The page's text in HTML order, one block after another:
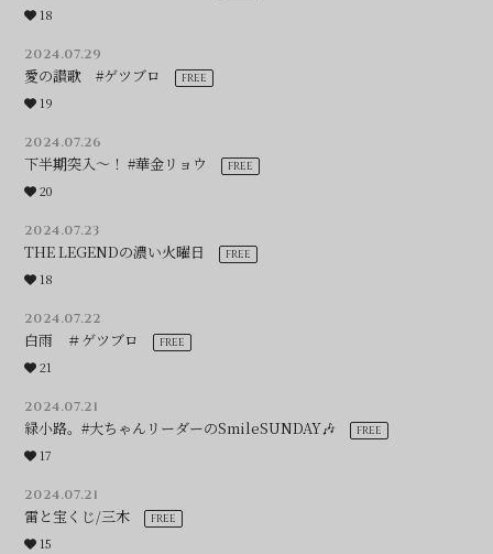
18
2024.07.29
愛の讃歌 #ゲツブロ
19
2024.07.26
下半期突入〜！ #華金リョウ
20
2024.07.23
THE LEGENDの濃い火曜日
18
2024.07.22
白雨 ＃ゲツブロ
21
2024.07.21
緑小路。#大ちゃんリーダーのSmileSUNDAY🎶
17
2024.07.21
雷と宝くじ/三木
15